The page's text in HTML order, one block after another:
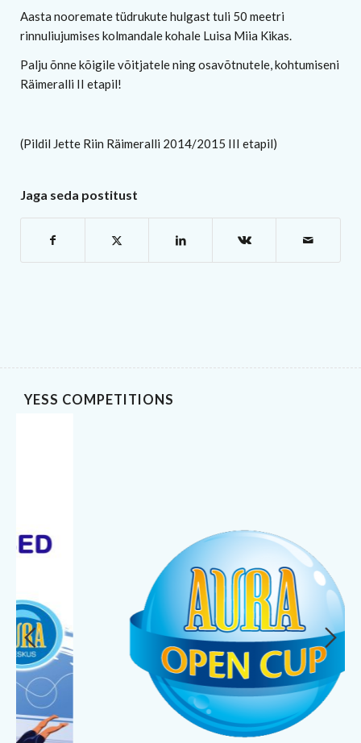
Aasta nooremate tüdrukute hulgast tuli 50 meetri
rinnuliujumises kolmandale kohale Luisa Miia Kikas.
Palju õnne kõigile võitjatele ning osavõtnutele, kohtumiseni
Räimeralli II etapil!
(Pildil Jette Riin Räimeralli 2014/2015 III etapil)
Jaga seda postitust
YESS COMPETITIONS